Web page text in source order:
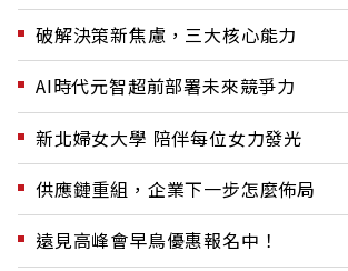
破解決策新焦慮，三大核心能力
AI時代元智超前部署未來競爭力
新北婦女大學 陪伴每位女力發光
供應鏈重組，企業下一步怎麼佈局
遠見高峰會早鳥優惠報名中！